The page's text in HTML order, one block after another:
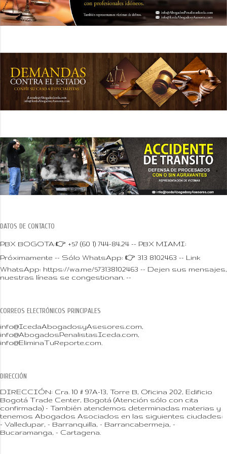
DATOS DE CONTACTO
PBX BOGOTA:👉 +57 (60 1) 744-84.24 -- PBX MIAMI:
Próximamente -- Sólo WhatsApp: 👉 313 8102463 -- Link
WhatsApp: https://wa.me/573138102463 -- Dejen sus mensajes,
nuestras líneas se congestionan. --
CORREOS ELECTRÓNICOS PRINCIPALES
info@IcedaAbogadosyAsesores.com,
info@AbogadosPenalistasIceda.com,
info@EliminaTuReporte.com.
DIRECCIÓN
DIRECCIÓN: Cra. 10 # 97A-13, Torre B, Oficina 202, Edificio
Bogotá Trade Center, Bogotá (Atención sólo con cita
confirmada) - También atendemos determinadas materias y
tenemos Abogados Asociados en las siguientes ciudades:
- Valledupar, - Barranquilla, - Barrancabermeja, -
Bucaramanga, - Cartagena.